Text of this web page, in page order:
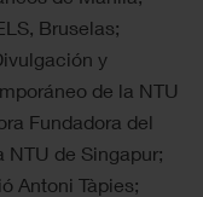
Bruselas;
y
de la NTU
Fundadora del
NTU de Singapur;
Antoni Tàpies;